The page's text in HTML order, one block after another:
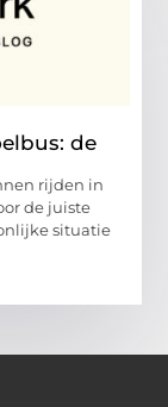
de
rijden in
de juiste
situatie